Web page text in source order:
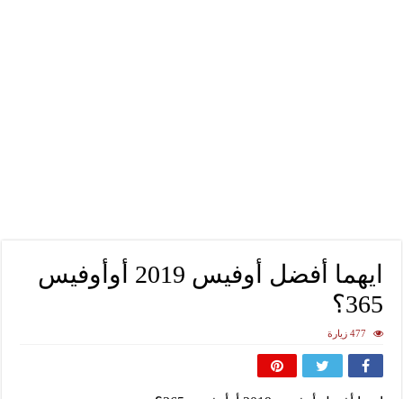
ايهما أفضل أوفيس 2019 أوأوفيس
365؟
477 زيارة